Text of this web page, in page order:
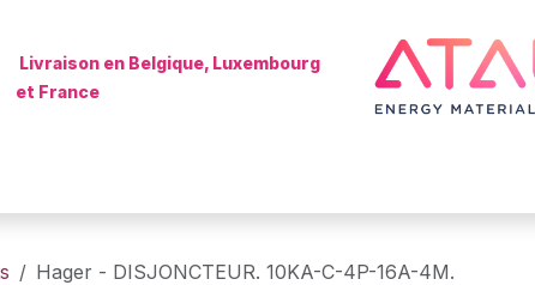
Livraison en Belgique, Luxembourg
et France
Hager - DISJONCTEUR. 10KA-C-4P-16A-4M.